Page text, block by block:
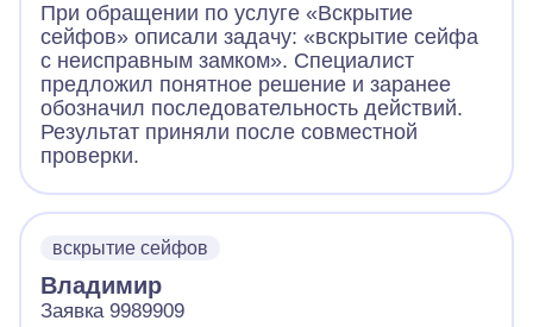
При обращении по услуге «Вскрытие
сейфов» описали задачу: «вскрытие сейфа
с неисправным замком». Специалист
предложил понятное решение и заранее
обозначил последовательность действий.
Результат приняли после совместной
проверки.
вскрытие сейфов
Владимир
Заявка 9989909